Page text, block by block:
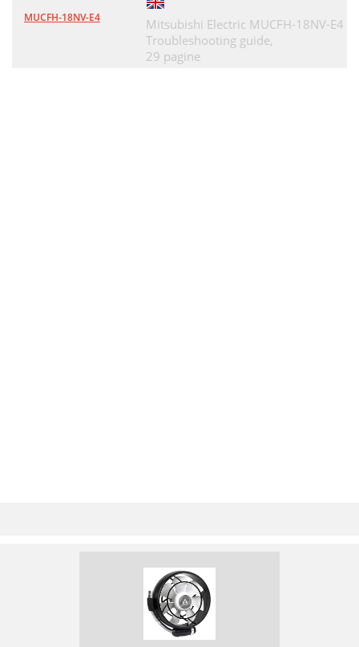
MUCFH-18NV-E4
Mitsubishi Electric MUCFH-18NV-E4
Troubleshooting guide,
29 pagine